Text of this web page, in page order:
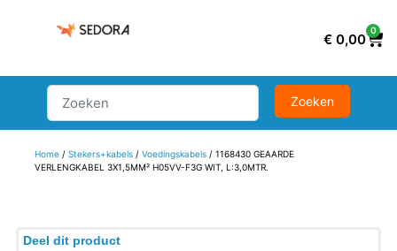
€ 0,00
0
Home/ Stekers+kabels/ Voedingskabels/ 1168430 GEAARDE
VERLENGKABEL 3X1,5MM² H05VV-F3G WIT, L:3,0MTR.
Deel dit product